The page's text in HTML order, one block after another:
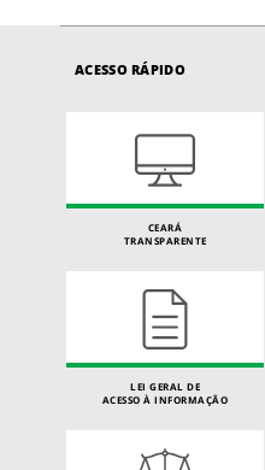
ACESSO RÁPIDO
CEARÁ
TRANSPARENTE
LEI GERAL DE
ACESSO À INFORMAÇÃO